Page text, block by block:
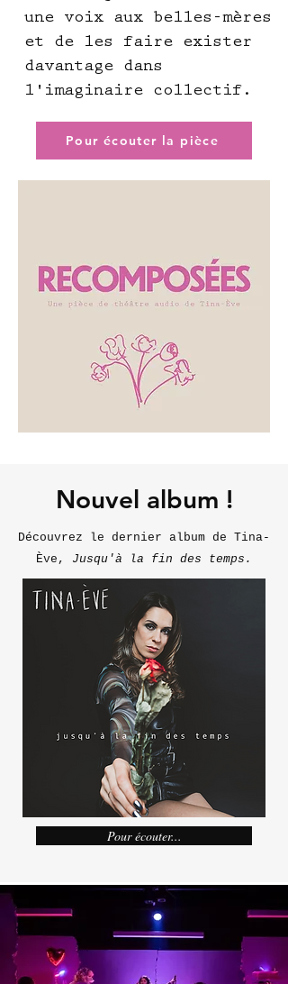
une voix aux belles-mères
et de les faire exister
davantage dans
l'imaginaire collectif. ​
Pour écouter la pièce
Nouvel album !
Découvrez le dernier album de Tina-
Ève, Jusqu'à la fin des temps.
Pour écouter...